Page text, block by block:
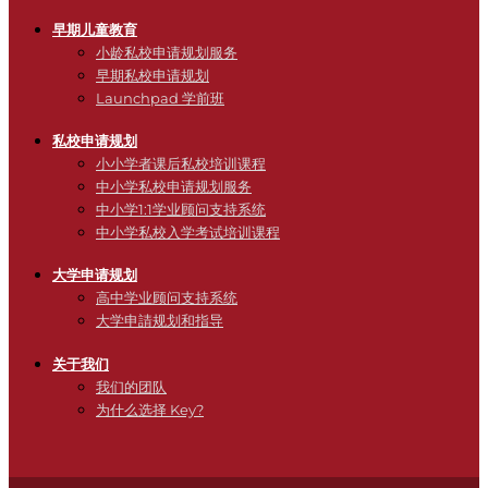
早期儿童教育
小龄私校申请规划服务
早期私校申请规划
Launchpad 学前班
私校申请规划
小小学者课后私校培训课程
中小学私校申请规划服务
中小学1:1学业顾问支持系统
中小学私校入学考试培训课程
大学申请规划
高中学业顾问支持系统
大学申請规划和指导
关于我们
我们的团队
为什么选择 Key?